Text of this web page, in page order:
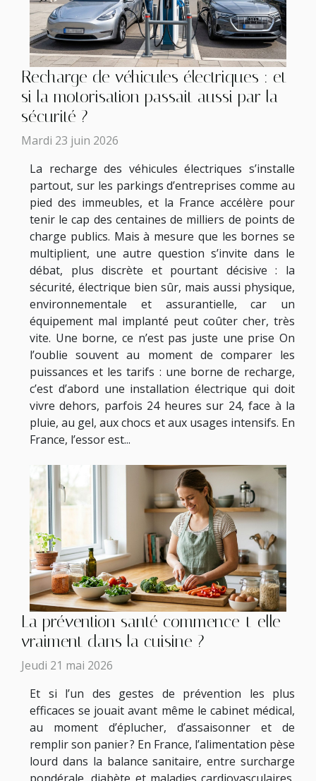
Recharge de véhicules électriques : et
si la motorisation passait aussi par la
sécurité ?
Mardi 23 juin 2026
La recharge des véhicules électriques s’installe
partout, sur les parkings d’entreprises comme au
pied des immeubles, et la France accélère pour
tenir le cap des centaines de milliers de points de
charge publics. Mais à mesure que les bornes se
multiplient, une autre question s’invite dans le
débat, plus discrète et pourtant décisive : la
sécurité, électrique bien sûr, mais aussi physique,
environnementale et assurantielle, car un
équipement mal implanté peut coûter cher, très
vite. Une borne, ce n’est pas juste une prise On
l’oublie souvent au moment de comparer les
puissances et les tarifs : une borne de recharge,
c’est d’abord une installation électrique qui doit
vivre dehors, parfois 24 heures sur 24, face à la
pluie, au gel, aux chocs et aux usages intensifs. En
France, l’essor est...
La prévention santé commence-t-elle
vraiment dans la cuisine ?
Jeudi 21 mai 2026
Et si l’un des gestes de prévention les plus
efficaces se jouait avant même le cabinet médical,
au moment d’éplucher, d’assaisonner et de
remplir son panier ? En France, l’alimentation pèse
lourd dans la balance sanitaire, entre surcharge